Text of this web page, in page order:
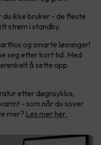
ikke bruker - de fleste
strøm i standby.
og smarte løsninger!
seg etter kort tid. Med
å sette opp
etter døgnsyklus,
- som når du sover
mer? Les mer her.